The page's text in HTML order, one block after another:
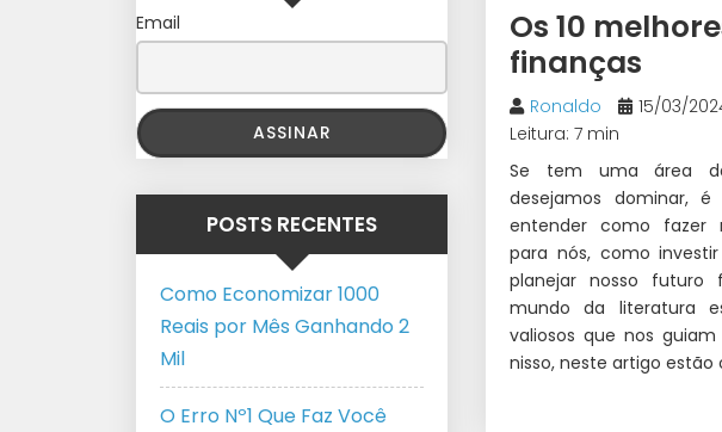
Os 10
finanças
Ronaldo 15/03/
Leitura: 7 min
Se tem uma área
desejamos dominar,
entender como fazer
para nós, como
planejar nosso futuro
mundo da literatura
valiosos que nos guiam
nisso, neste artigo estão
Email
POSTS RECENTES
Como Economizar 1000
Reais por Mês Ganhando 2
Mil
O Erro Nº1 Que Faz Você